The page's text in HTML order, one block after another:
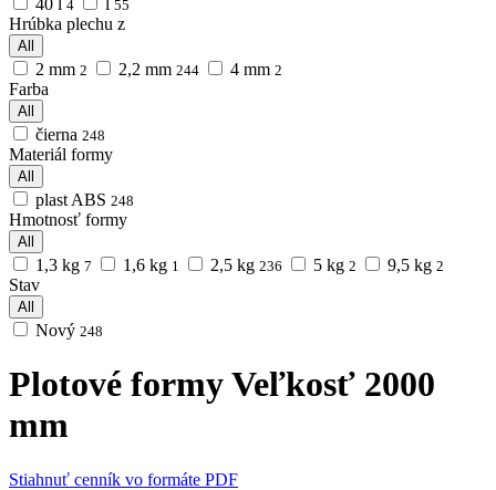
40 l 4 l 55
Hrúbka plechu z
All
2 mm 2 2,2 mm 244 4 mm 2
Farba
All
čierna 248
Materiál formy
All
plast ABS 248
Hmotnosť formy
All
1,3 kg 7 1,6 kg 1 2,5 kg 236 5 kg 2 9,5 kg 2
Stav
All
Nový 248
Plotové formy Veľkosť 2000
mm
Stiahnuť cenník vo formáte PDF